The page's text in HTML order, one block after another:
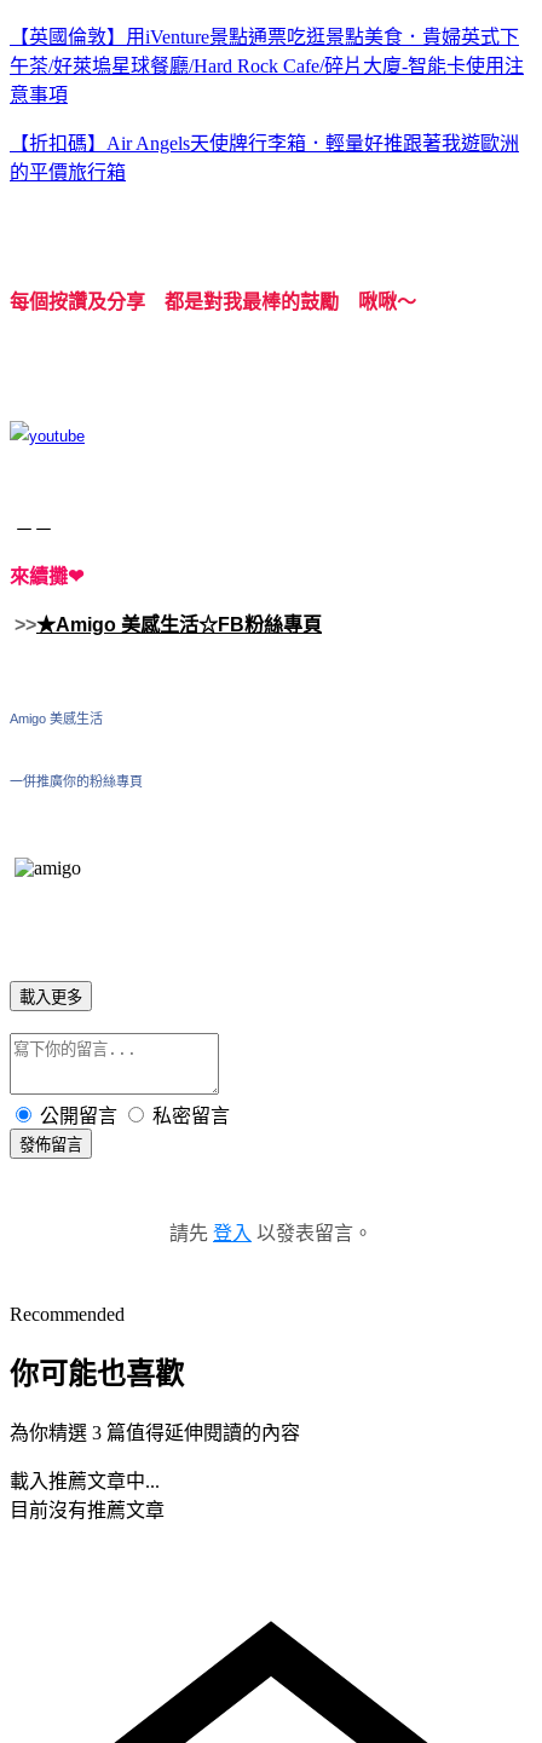
【英國倫敦】用iVenture景點通票吃逛景點美食．貴婦英式下
午茶/好萊塢星球餐廳/Hard Rock Cafe/碎片大廈-智能卡使用注
意事項
【折扣碼】Air Angels天使牌行李箱．輕量好推跟著我遊歐洲
的平價旅行箱
每個按讚及分享 都是對我最棒的鼓勵 啾啾～
－－
來續攤❤
>>★Amigo 美感生活☆FB粉絲專頁
Amigo 美感生活
一併推廣你的粉絲專頁
載入更多
公開留言 私密留言
發佈留言
請先 登入 以發表留言。
Recommended
你可能也喜歡
為你精選 3 篇值得延伸閱讀的內容
載入推薦文章中...
目前沒有推薦文章